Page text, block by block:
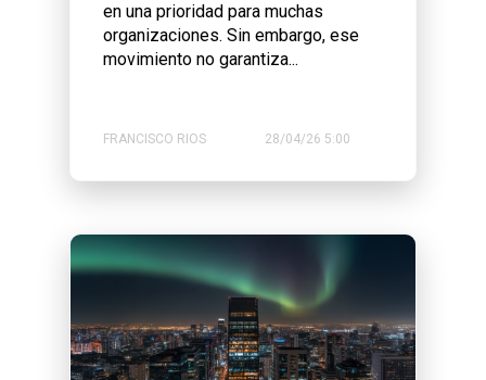
en una prioridad para muchas
organizaciones. Sin embargo, ese
movimiento no garantiza...
FRANCISCO RIOS 28/04/26 5:00